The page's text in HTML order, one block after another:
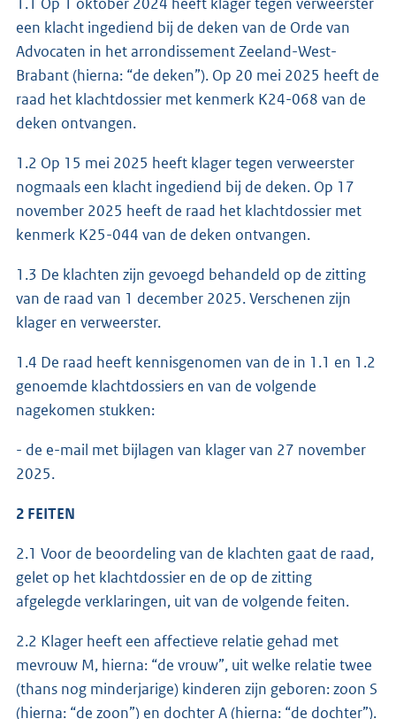
een klacht ingediend bij de deken van de Orde van
Advocaten in het arrondissement Zeeland-West-
Brabant (hierna: “de deken”). Op 20 mei 2025 heeft de
raad het klachtdossier met kenmerk K24-068 van de
deken ontvangen.
1.2 Op 15 mei 2025 heeft klager tegen verweerster
nogmaals een klacht ingediend bij de deken. Op 17
november 2025 heeft de raad het klachtdossier met
kenmerk K25-044 van de deken ontvangen.
1.3 De klachten zijn gevoegd behandeld op de zitting
van de raad van 1 december 2025. Verschenen zijn
klager en verweerster.
1.4 De raad heeft kennisgenomen van de in 1.1 en 1.2
genoemde klachtdossiers en van de volgende
nagekomen stukken:
- de e-mail met bijlagen van klager van 27 november
2025.
2 FEITEN
2.1 Voor de beoordeling van de klachten gaat de raad,
gelet op het klachtdossier en de op de zitting
afgelegde verklaringen, uit van de volgende feiten.
2.2 Klager heeft een affectieve relatie gehad met
mevrouw M, hierna: “de vrouw”, uit welke relatie twee
(thans nog minderjarige) kinderen zijn geboren: zoon S
(hierna: “de zoon”) en dochter A (hierna: “de dochter”).